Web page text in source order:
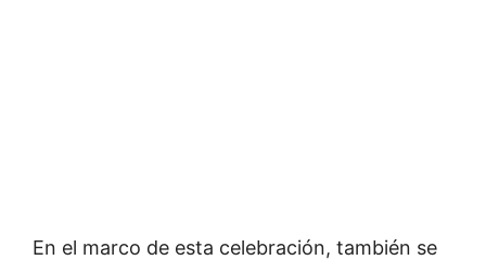
En el marco de esta celebra­ción, también se